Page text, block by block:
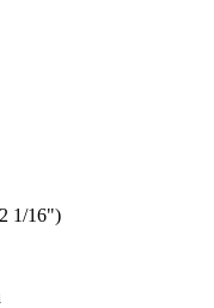
1/16")